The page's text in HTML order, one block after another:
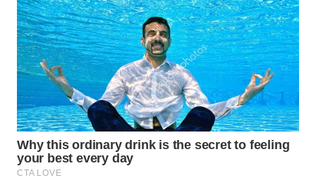
MANDALIKA
WN
LIKUPANG
WN
LABUANBAJO
WN
BORNEO